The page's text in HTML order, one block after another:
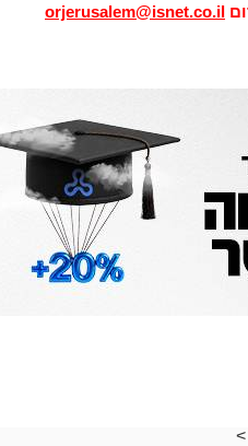
orjerusalem@isnet.co.il
>